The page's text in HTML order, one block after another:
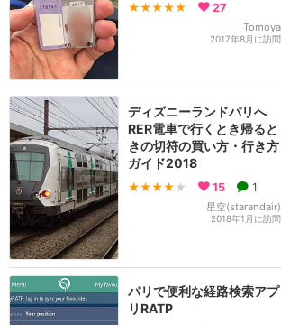
★★★★★ 27
Tomoya
2017年8月に訪問
ディズニーランドパリへ
RER電車で行くとき帰ると
きの切符の買い方・行き方
ガイド2018
★★★★ ★ 15 1
星空(starandair)
2018年1月に訪問
パリで便利な経路検索アプ
リRATP